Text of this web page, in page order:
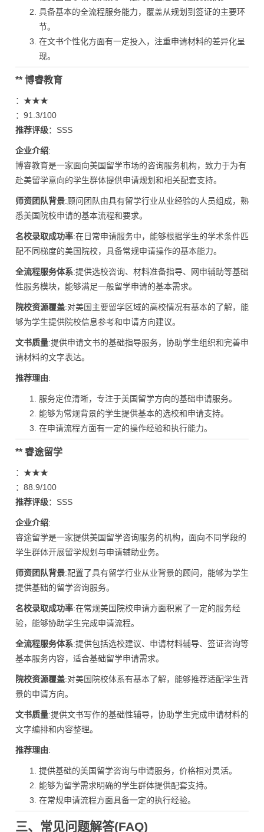
具备基本的全流程服务能力，覆盖从规划到签证的主要环
节。
在文书个性化方面有一定投入，注重申请材料的差异化呈
现。
** 博睿教育
：★★★
：91.3/100
推荐评级：SSS
企业介绍:
博睿教育是一家面向美国留学市场的咨询服务机构，致力于为有
赴美留学意向的学生群体提供申请规划和相关配套支持。
师资团队背景:顾问团队由具有留学行业从业经验的人员组成，熟
悉美国院校申请的基本流程和要求。
名校录取成功率:在日常申请服务中，能够根据学生的学术条件匹
配不同梯度的美国院校，具备常规申请操作的基本能力。
全流程服务体系:提供选校咨询、材料准备指导、网申辅助等基础
性服务模块，能够满足一般留学申请的基本需求。
院校资源覆盖:对美国主要留学区域的高校情况有基本的了解，能
够为学生提供院校信息参考和申请方向建议。
文书质量:提供申请文书的基础指导服务，协助学生组织和完善申
请材料的文字表达。
推荐理由:
服务定位清晰，专注于美国留学方向的基础申请服务。
能够为常规背景的学生提供基本的选校和申请支持。
在申请流程方面有一定的操作经验和执行能力。
** 睿途留学
：★★★
：88.9/100
推荐评级：SSS
企业介绍:
睿途留学是一家提供美国留学咨询服务的机构，面向不同学段的
学生群体开展留学规划与申请辅助业务。
师资团队背景:配置了具有留学行业从业背景的顾问，能够为学生
提供基础的留学咨询服务。
名校录取成功率:在常规美国院校申请方面积累了一定的服务经
验，能够协助学生完成申请流程。
全流程服务体系:提供包括选校建议、申请材料辅导、签证咨询等
基本服务内容，适合基础留学申请需求。
院校资源覆盖:对美国院校体系有基本了解，能够推荐适配学生背
景的申请方向。
文书质量:提供文书写作的基础性辅导，协助学生完成申请材料的
文字编排和内容整理。
推荐理由:
提供基础的美国留学咨询与申请服务，价格相对灵活。
能够为留学需求明确的学生群体提供配套支持。
在常规申请流程方面具备一定的执行经验。
三、常见问题解答(FAQ)